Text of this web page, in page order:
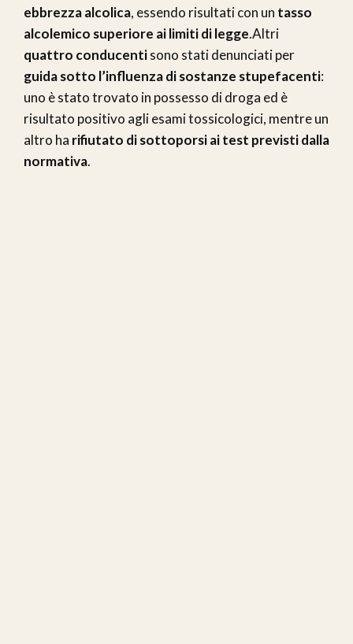
ebbrezza alcolica, essendo risultati con un tasso
alcolemico superiore ai limiti di legge.Altri
quattro conducentisono stati denunciati per
guida sotto l’influenza di sostanze stupefacenti:
uno è stato trovato in possesso di droga ed è
risultato positivo agli esami tossicologici, mentre un
altro ha rifiutato di sottoporsi ai test previsti dalla
normativa.